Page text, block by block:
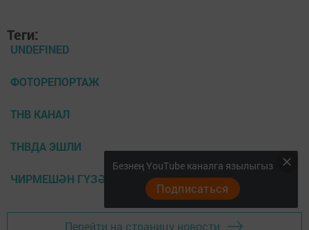
Теги:
UNDEFINED
ФОТОРЕПОРТАЖ
ТНВ КАНАЛ
ТНВДА ЭШЛИ
ЧИРМЕШӘН ГҮЗӘЛЕ
Перейти на страницу новости
Безнең YouTube каналга язылыгыз
Подписаться